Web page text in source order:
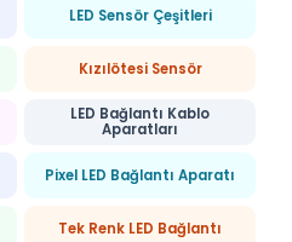
LED Sensör Çeşitleri
Kızılötesi Sensör
LED Bağlantı Kablo
Aparatları
Pixel LED Bağlantı Aparatı
Tek Renk LED Bağlantı